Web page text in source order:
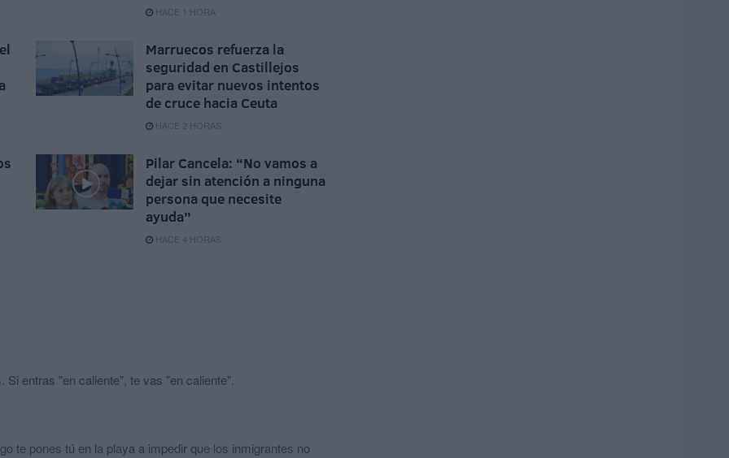
HACE 1 HORA
Marruecos refuerza la
seguridad en Castillejos
para evitar nuevos intentos
de cruce hacia Ceuta
HACE 2 HORAS
Pilar Cancela: “No vamos a
dejar sin atención a ninguna
persona que necesite
ayuda”
HACE 4 HORAS
entras "en caliente", te vas "en caliente".
te pones tú en la playa a impedir que los inmigrantes no